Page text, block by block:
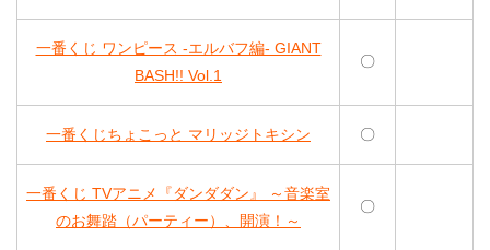
一番くじ ワンピース -エルバフ編- GIANT
BASH!! Vol.1
〇
一番くじちょこっと マリッジトキシン 〇
一番くじ TVアニメ『ダンダダン』 ～音楽室
のお舞踏（パーティー）、開演！～
〇